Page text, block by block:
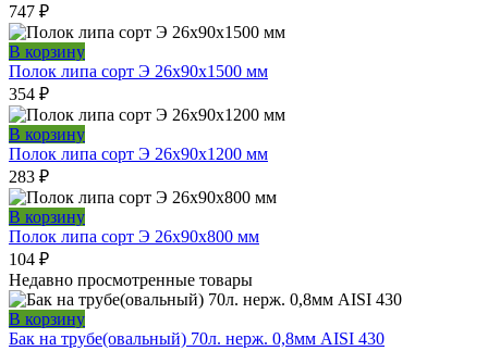
747 ₽
В корзину
Полок липа сорт Э 26x90x1500 мм
354 ₽
В корзину
Полок липа сорт Э 26x90x1200 мм
283 ₽
В корзину
Полок липа сорт Э 26x90x800 мм
104 ₽
Недавно просмотренные товары
В корзину
Бак на трубе(овальный) 70л. нерж. 0,8мм AISI 430